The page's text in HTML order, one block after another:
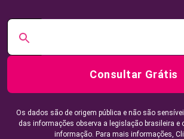
Consultar Grátis
Os dados são de origem pública e não são
das informações observa a legislação brasileira e
informação. Para mais informações,